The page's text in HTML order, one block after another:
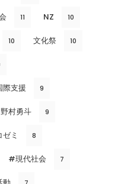
11 NZ 10
10 文化祭 10
際支援 9
野村勇斗 9
ミ 8
#現代社会 7